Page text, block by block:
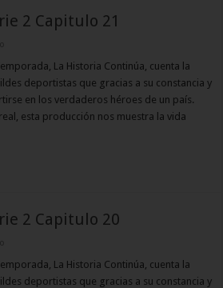
2 Capitulo 21
La Historia Continúa, cuenta la
deportistas que gracias a su constancia y
en los verdaderos héroes de un país.
esta producción nos muestra la vida
2 Capitulo 20
La Historia Continúa, cuenta la
deportistas que gracias a su constancia y